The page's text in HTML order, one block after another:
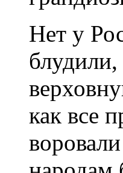
Нет у
как все